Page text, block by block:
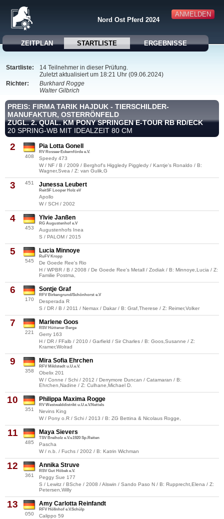
ANMELDEN
Nord Ost Pferd 2024
ZEITPLAN STARTLISTE ERGEBNISSE
Startliste:
14 Teilnehmer in dieser Prüfung.
Zuletzt aktualisiert um 18:21 Uhr (09.06.2024)
Richter:
Burkhard Rogge
Walter Gilbrich
PREIS: FIRMA TARIK HAJDUK - TIERSCHILDER-
MANUFAKTUR, OSTERRÖNFELD
ZUGL. 2. QUAL. KM PONY SPRINGEN E-TOUR RB RD/ECK
20 SPRING-WB MIT IDEALZEIT 80 CM
2
408
Pia Lotta Gonell
RV Rossee-Eckernförde e.V.
Speedy 473
W / NF / B / 2009 / Berghof's Higgledy Piggledy / Kantje's Ronaldo / B:
Wagner,Svea / Z: van Gulik,G
3 451 Junessa Leubert
ReitSF Looper Holz eV
Apollo
W / SCH / 2002
4
453
Ylvie Janßen
RG Augustenhof e.V
Augustenhofs Inea
S / PALOM / 2015
5
545
Lucia Minnoye
RuFV Kropp
De Goede Ree's Rio
H / WPBR / B / 2008 / De Goede Ree's Metall / Zodiak / B: Minnoye,Lucia / Z:
Familie Postma,
6
170
Sontje Graf
RFV Birkengrund/Schönhorst e.V
Desperada R
S / DR / B / 2011 / Nemax / Dakar / B: Graf,Therese / Z: Reimer,Volker
7
221
Marlene Goos
RSV Hüttener Berge
Gerry 163
H / DR / FFalb / 2010 / Garfield / Sir Charles / B: Goos,Susanne / Z:
Kramer,Wolrad
9
358
Mira Sofia Ehrchen
RFV Mildstedt u.U.e.V.
Obelix 201
W / Conne / Schi / 2012 / Derrymore Duncan / Catamaran / B:
Ehrchen,Nadine / Z: Culhane,Michael D.
10
351
Philippa Maxima Rogge
RV Westwalddistrikt u.U.e.V.Nettels
Nevins King
W / Pony o.R / Schi / 2013 / B: ZG Bettina & Nicolaus Rogge,
11
485
Maya Sievers
TSV Breiholz e.V.v.1920 Sp.Reiten
Pascha
W / n.b. / Fuchs / 2002 / B: Katrin Wichman
12
361
Annika Struve
RSV Gut Höbek e.V.
Peggy Sue 177
S / Lewitz / BSche / 2008 / Alswin / Sando Paso N / B: Rupprecht,Elena / Z:
Petersen,Willy
13
050
Amy Carlotta Reinfandt
RFV Höllnhof e.V.Schülp
Calippo 59